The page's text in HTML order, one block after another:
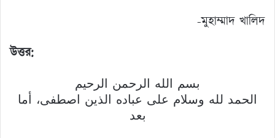
-মুহাম্মাদ খালিদ
উত্তর:
بسم الله الرحمن الرحيم
الحمد لله وسلام على عباده الذين اصطفى، أما
بعد